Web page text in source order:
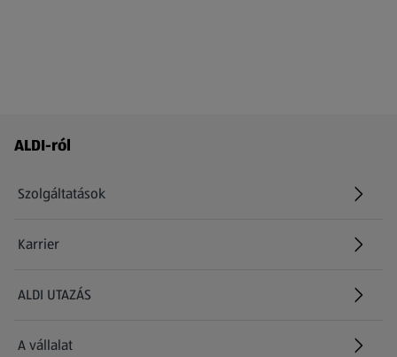
Láblécmenü - további linkek
ALDI-ról
Szolgáltatások
Karrier
(új oldalon nyílik meg)
ALDI UTAZÁS
(új oldalon nyílik meg)
A vállalat